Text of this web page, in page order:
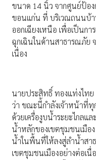
ขนาด 14 นิ้ว จากศูนย์ป้อง
ขอนแก่น ที่ บริเวณถนนบ้
ออกเฉียงเหนือ เพื่อเป็นก
ฉุกเฉินในด้านสาธารณภัย
เนื่อง
นายประสิทธิ์ ทองแท่งไท
ว่า ขณะนี้กำลังเจ้าหน้าที่
ด้วยเครื่องูบน้ำระยะไกลแ
น้ำหลักของเขตชุมชนเมือง
น้ำในพื้นที่ให้ลงสู่ลำน้ำสา
เขตชุมชนเมืองอย่างต่อเ